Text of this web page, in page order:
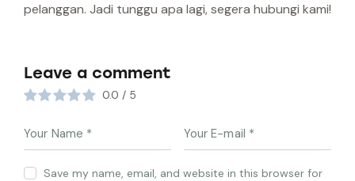
pelanggan. Jadi tunggu apa lagi, segera hubungi kami!
Leave a comment
0.0 / 5
Save my name, email, and website in this browser for